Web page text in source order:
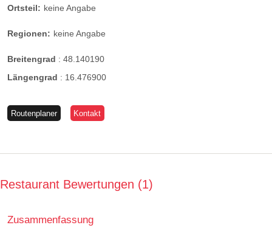
Ortsteil: keine Angabe
Regionen: keine Angabe
Breitengrad : 48.140190
Längengrad : 16.476900
Routenplaner Kontakt
Restaurant Bewertungen 1
Zusammenfassung